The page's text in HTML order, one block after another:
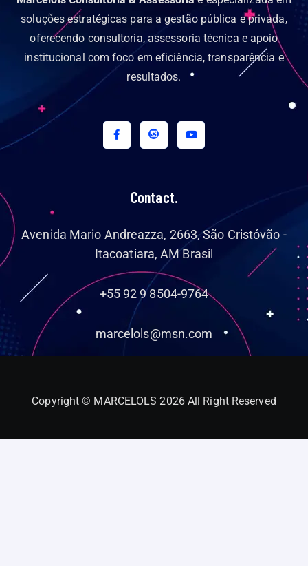
soluções estratégicas para a gestão pública e privada,
oferecendo consultoria, assessoria técnica e apoio
institucional com foco em eficiência, transparência e
resultados.
Contact.
Avenida Mario Andreazza, 2663, São Cristóvão -
Itacoatiara, AM Brasil
+55 92 9 8504-9764
marcelols@msn.com
Copyright © MARCELOLS 2026 All Right Reserved